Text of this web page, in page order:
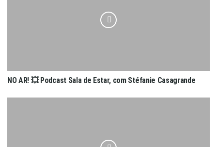
NO AR! 💥 Podcast Sala de Estar, com Stéfanie Casagrande